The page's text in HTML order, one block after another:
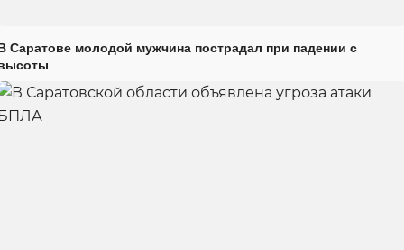
Саратове молодой мужчина пострадал при падении с